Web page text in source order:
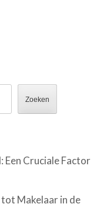
Zoeken
Een Cruciale Factor
Makelaar in de